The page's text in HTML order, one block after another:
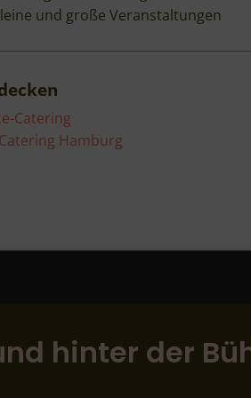
und große Veranstaltungen
Catering
Hamburg
hinter der